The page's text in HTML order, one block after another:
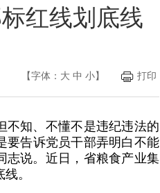
红线划底线
【字体： 大 中 小】 打印
不知、不懂不是违纪违法的
要告诉党员干部弄明白不能
志说。近日，省粮食产业集
。